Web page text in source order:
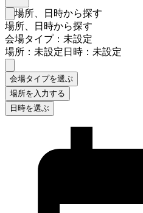
検索フォームを閉じる
場所、日時から探す
場所、日時から探す
会場タイプ：未設定
場所：未設定日時：未設定
会場タイプを選ぶ
場所を入力する
日時を選ぶ